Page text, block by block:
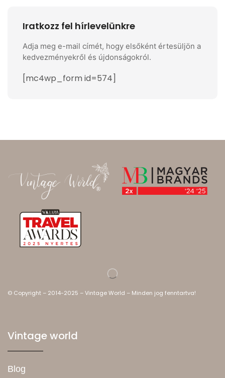
Iratkozz fel hírlevelünkre
Adja meg e-mail címét, hogy elsőként értesüljön a
kedvezményekről és újdonságokról.
[mc4wp_form id=574]
© Copyright – 2014-2025 – Vintage World – Minden jog fenntartva!
Vintage world
Blog